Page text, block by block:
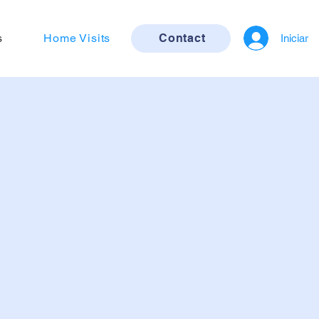
Home Visits Contact Iniciar